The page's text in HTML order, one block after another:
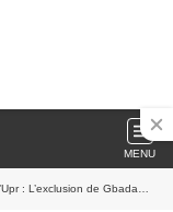
MENU
de Gbadamassi prononcée